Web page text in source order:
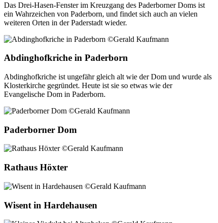
Das Drei-Hasen-Fenster im Kreuzgang des Paderborner Doms ist
ein Wahrzeichen von Paderborn, und findet sich auch an vielen
weiteren Orten in der Paderstadt wieder.
Abdinghofkriche in Paderborn
Abdinghofkriche ist ungefähr gleich alt wie der Dom und wurde als
Klosterkirche gegründet. Heute ist sie so etwas wie der
Evangelische Dom in Paderborn.
Paderborner Dom
Rathaus Höxter
Wisent in Hardehausen